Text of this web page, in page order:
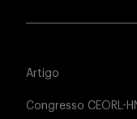
Artigo
Congresso CEORL-